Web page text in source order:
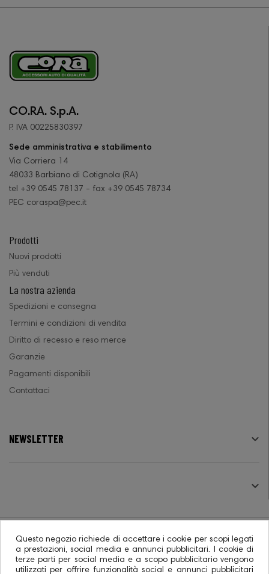
CO.RA. S.p.A.
P. IVA 00225830397
Sede amministrativa e stabilimento
Via Corriera 14
48033 Barbiano di Cotignola (RA)
tel +39 0545 78137 - fax +39 0545 78734
PEC coraspa@pec.it
Prodotti
Nuovi prodotti
Più venduti
La nostra azienda
Spedizioni e consegna
Termini e condizioni di vendita
Diritto di recesso e reso merce
Garanzie
Pagamenti disponibili
Contattaci
NEWSLETTER 

© 2026 - Ecommerce software CO.RA. SpA
Questo negozio richiede di accettare i cookie per scopi legati
a prestazioni, social media e annunci pubblicitari. I cookie di
terze parti per social media e a scopo pubblicitario vengono
utilizzati per offrire funzionalità social e annunci pubblicitari